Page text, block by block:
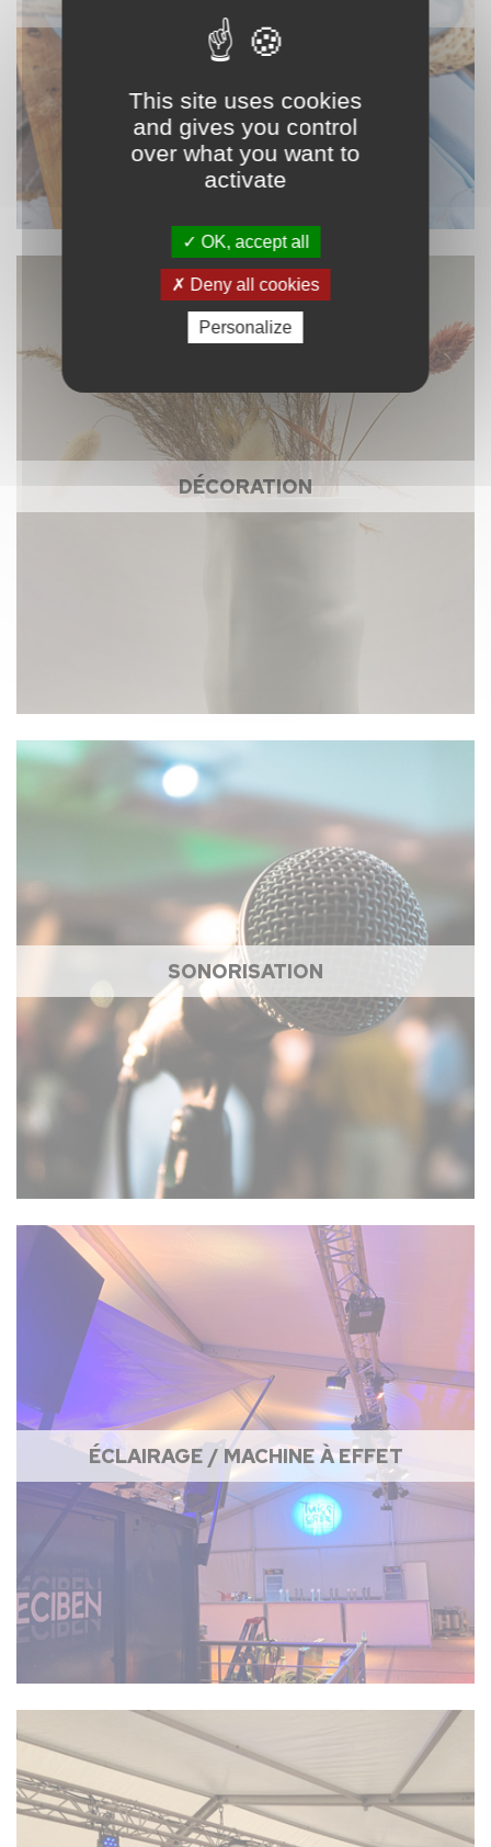
DÉCORATION
SONORISATION
ÉCLAIRAGE / MACHINE À EFFET
This site uses cookies
and gives you control
over what you want to
activate
OK, accept all
Deny all cookies
Personalize